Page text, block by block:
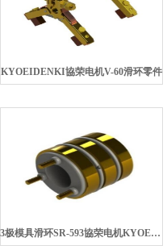
KYOEIDENKI協荣电机V-60滑环零件
3极模具滑环SR-593協荣电机KYOEIDENKI